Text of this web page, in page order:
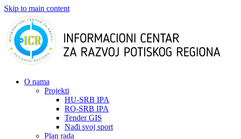
Skip to main content
О nama
Projekti
HU-SRB IPA
RO-SRB IPA
Tender GIS
Nađi svoj sport
Plan rada